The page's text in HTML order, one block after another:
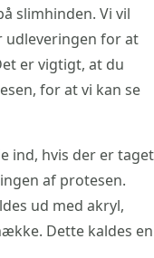
slimhinden. Vi vil
udleveringen for at
er vigtigt, at du
for at vi kan se
ind, hvis der er taget
af protesen.
ud med akryl,
Dette kaldes en